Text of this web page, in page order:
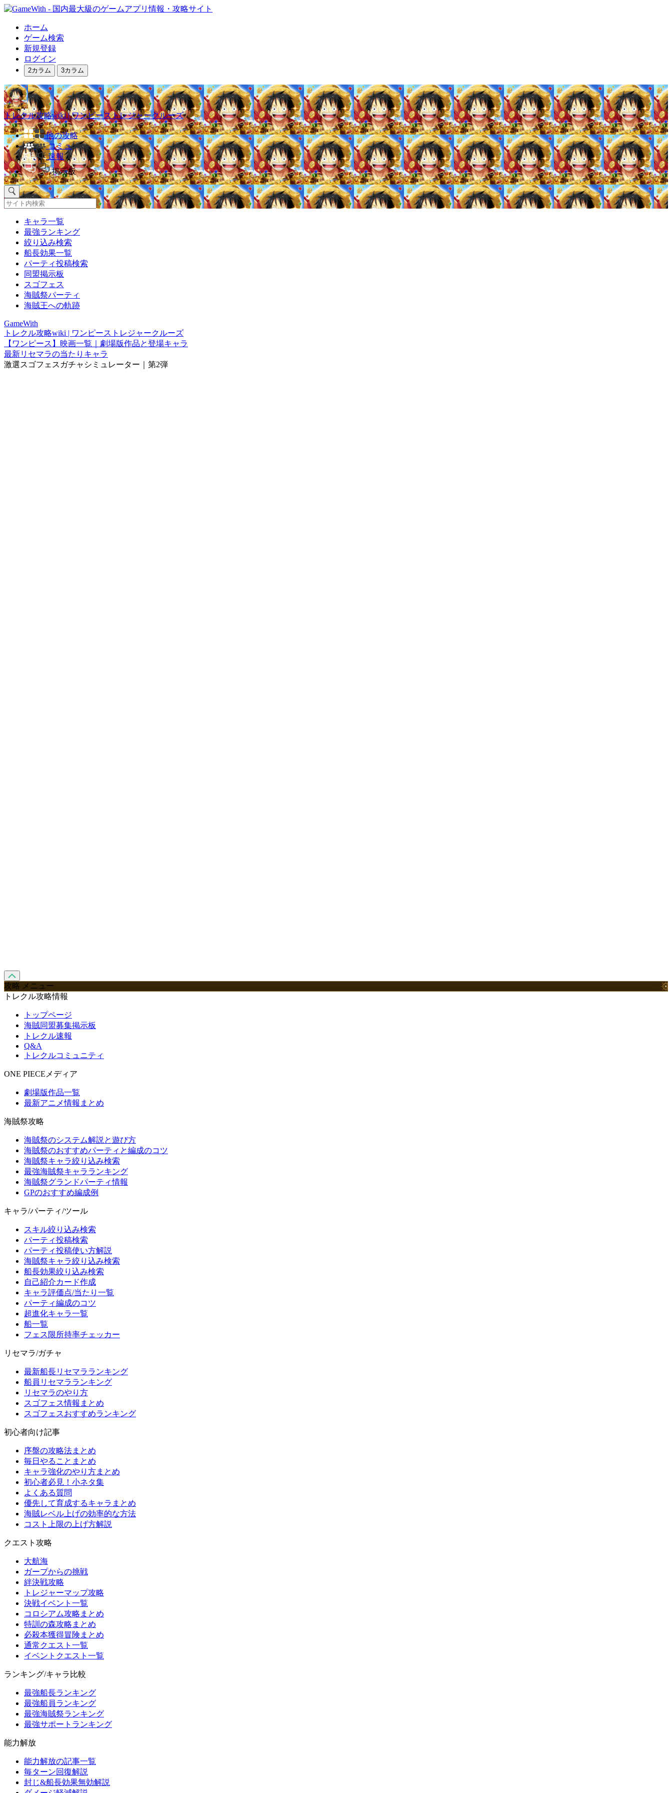
ホーム
ゲーム検索
新規登録
ログイン
2カラム 3カラム
トレクル攻略wiki | ワンピーストレジャークルーズ
他の攻略
コミュ
速報
掲示板
キャラ一覧
最強ランキング
絞り込み検索
船長効果一覧
パーティ投稿検索
同盟掲示板
スゴフェス
海賊祭パーティ
海賊王への軌跡
GameWith
トレクル攻略wiki | ワンピーストレジャークルーズ
【ワンピース】映画一覧｜劇場版作品と登場キャラ
最新リセマラの当たりキャラ
激選スゴフェスガチャシミュレーター｜第2弾
攻略 メニュー
トレクル攻略情報
トップページ
海賊同盟募集掲示板
トレクル速報
Q&A
トレクルコミュニティ
ONE PIECEメディア
劇場版作品一覧
最新アニメ情報まとめ
海賊祭攻略
海賊祭のシステム解説と遊び方
海賊祭のおすすめパーティと編成のコツ
海賊祭キャラ絞り込み検索
最強海賊祭キャラランキング
海賊祭グランドパーティ情報
GPのおすすめ編成例
キャラ/パーティ/ツール
スキル絞り込み検索
パーティ投稿検索
パーティ投稿使い方解説
海賊祭キャラ絞り込み検索
船長効果絞り込み検索
自己紹介カード作成
キャラ評価点/当たり一覧
パーティ編成のコツ
超進化キャラ一覧
船一覧
フェス限所持率チェッカー
リセマラ/ガチャ
最新船長リセマラランキング
船員リセマラランキング
リセマラのやり方
スゴフェス情報まとめ
スゴフェスおすすめランキング
初心者向け記事
序盤の攻略法まとめ
毎日やることまとめ
キャラ強化のやり方まとめ
初心者必見！小ネタ集
よくある質問
優先して育成するキャラまとめ
海賊レベル上げの効率的な方法
コスト上限の上げ方解説
クエスト攻略
大航海
ガープからの挑戦
絆決戦攻略
トレジャーマップ攻略
決戦イベント一覧
コロシアム攻略まとめ
特訓の森攻略まとめ
必殺本獲得冒険まとめ
通常クエスト一覧
イベントクエスト一覧
ランキング/キャラ比較
最強船長ランキング
最強船員ランキング
最強海賊祭ランキング
最強サポートランキング
能力解放
能力解放の記事一覧
毎ターン回復解説
封じ&船長効果無効解説